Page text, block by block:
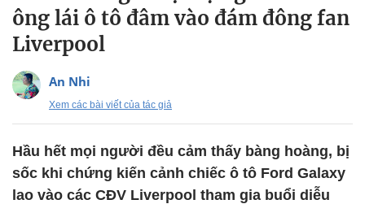
ông lái ô tô đâm vào đám đông fan
Liverpool
An Nhi
Xem các bài viết của tác giả
Hầu hết mọi người đều cảm thấy bàng hoàng, bị
sốc khi chứng kiến cảnh chiếc ô tô Ford Galaxy
lao vào các CĐV Liverpool tham gia buổi diễu